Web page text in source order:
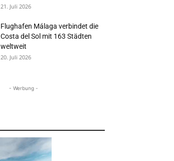
21. Juli 2026
Flughafen Málaga verbindet die
Costa del Sol mit 163 Städten
weltweit
20. Juli 2026
- Werbung -